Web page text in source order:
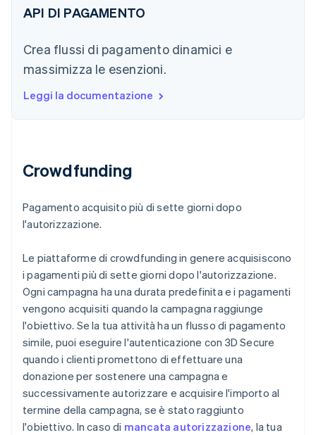
API DI PAGAMENTO
Crea flussi di pagamento dinamici e
massimizza le esenzioni.
Leggi la documentazione
Crowdfunding
Pagamento acquisito più di sette giorni dopo
l'autorizzazione.
Le piattaforme di crowdfunding in genere acquisiscono
i pagamenti più di sette giorni dopo l'autorizzazione.
Ogni campagna ha una durata predefinita e i pagamenti
vengono acquisiti quando la campagna raggiunge
l'obiettivo. Se la tua attività ha un flusso di pagamento
simile, puoi eseguire l'autenticazione con 3D Secure
quando i clienti promettono di effettuare una
donazione per sostenere una campagna e
successivamente autorizzare e acquisire l'importo al
termine della campagna, se è stato raggiunto
l'obiettivo. In caso di mancata autorizzazione, la tua